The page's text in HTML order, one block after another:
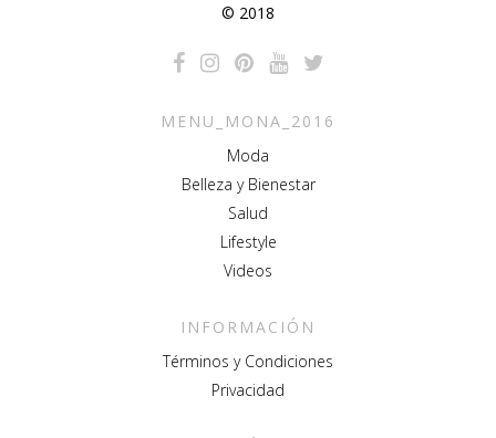
© 2018
MENU_MONA_2016
Moda
Belleza y Bienestar
Salud
Lifestyle
Videos
INFORMACIÓN
Términos y Condiciones
Privacidad